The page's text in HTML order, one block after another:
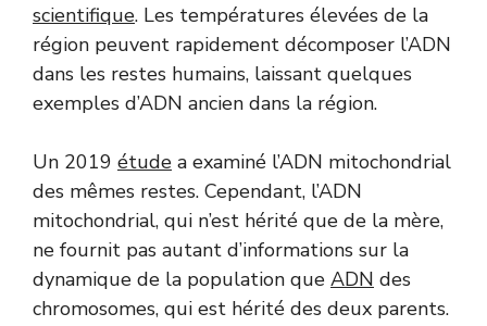
scientifique. Les températures élevées de la
région peuvent rapidement décomposer l’ADN
dans les restes humains, laissant quelques
exemples d’ADN ancien dans la région.
Un 2019 étude a examiné l’ADN mitochondrial
des mêmes restes. Cependant, l’ADN
mitochondrial, qui n’est hérité que de la mère,
ne fournit pas autant d’informations sur la
dynamique de la population que ADN des
chromosomes, qui est hérité des deux parents.